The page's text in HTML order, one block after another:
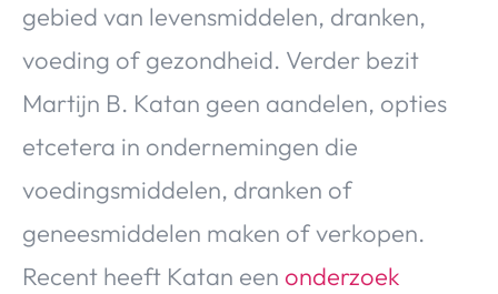
Over Valerie
De Top 5
VALERIE'S CHOICE
Travel
Lifestyle
gebied van levensmiddelen, dranken,
voeding of gezondheid. Verder bezit
Martijn B. Katan geen aandelen, opties
etcetera in ondernemingen die
voedingsmiddelen, dranken of
geneesmiddelen maken of verkopen.
Recent heeft Katan een onderzoek